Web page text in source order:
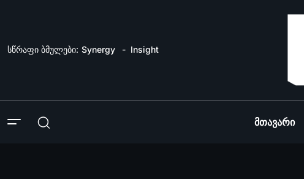
სწრაფი ბმულები: Synergy Insight
Მთავარი